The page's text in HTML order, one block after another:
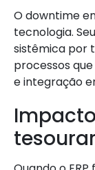
O downtime
tecnologia.
sistêmica por
processos
e integração